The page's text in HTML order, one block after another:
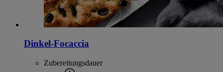
Dinkel-Focaccia
Zubereitungsdauer